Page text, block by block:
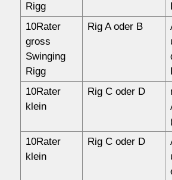
Rigg
10Rater
gross
Swinging
Rigg
Rig A oder B
10Rater
klein
Rig C oder D
10Rater
klein
Rig C oder D